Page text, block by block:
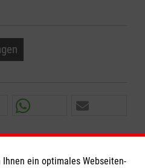
Ihnen ein optimales Webseiten-